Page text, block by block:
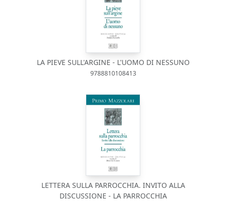
LA PIEVE SULL'ARGINE - L'UOMO DI NESSUNO
9788810108413
LETTERA SULLA PARROCCHIA. INVITO ALLA
DISCUSSIONE - LA PARROCCHIA